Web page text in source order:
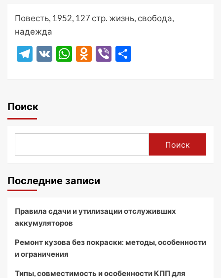
Повесть, 1952, 127 стр. жизнь, свобода,
надежда
Telegram
VK WhatsApp
Odnoklassniki
Viber
Поиск
Поиск
Последние записи
Правила сдачи и утилизации отслуживших
аккумуляторов
Ремонт кузова без покраски: методы, особенности
и ограничения
Типы, совместимость и особенности КПП для